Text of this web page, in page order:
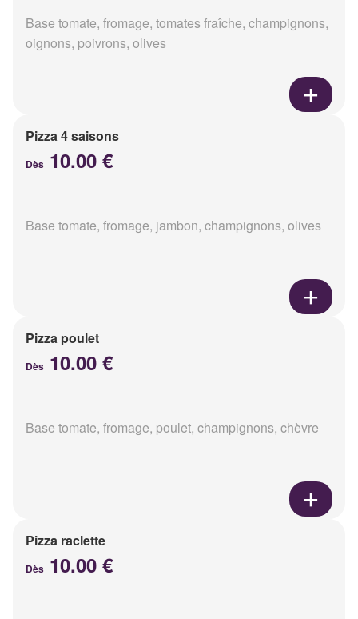
Base tomate, fromage, tomates fraîche, champignons,
oignons, poivrons, olives
Pizza 4 saisons
Dès 10.00 €
Base tomate, fromage, jambon, champignons, olives
Pizza poulet
Dès 10.00 €
Base tomate, fromage, poulet, champignons, chèvre
Pizza raclette
Dès 10.00 €